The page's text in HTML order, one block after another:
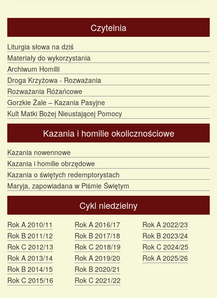
Czytelnia
Liturgia słowa na dziś
Materiały do wykorzystania
Archiwum Homilii
Droga Krzyżowa - Rozważania
Rozważania Różańcowe
Gorzkie Żale – Kazania Pasyjne
Kult Matki Bożej Nieustającej Pomocy
Kazania i homilie okolicznościowe
Kazania nowennowe
Kazania i homilie obrzędowe
Kazania o świętych redemptorystach
Maryja, zapowiadana w Piśmie Świętym
Cykl niedzielny
Rok A 2010/11
Rok B 2011/12
Rok C 2012/13
Rok A 2013/14
Rok B 2014/15
Rok C 2015/16
Rok A 2016/17
Rok B 2017/18
Rok C 2018/19
Rok A 2019/20
Rok B 2020/21
Rok C 2021/22
Rok A 2022/23
Rok B 2023/24
Rok C 2024/25
Rok A 2025/26